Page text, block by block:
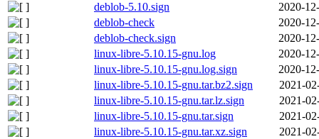
deblob-5.10.sign
2020-
deblob-check
2020-
deblob-check.sign
2020-
linux-libre-5.10.15-gnu.log
2020-
linux-libre-5.10.15-gnu.log.sign
2020-
linux-libre-5.10.15-gnu.tar.bz2.sign
2021-
linux-libre-5.10.15-gnu.tar.lz.sign
2021-
linux-libre-5.10.15-gnu.tar.sign
2021-
linux-libre-5.10.15-gnu.tar.xz.sign
2021-